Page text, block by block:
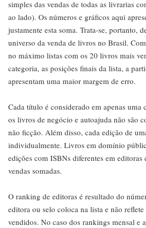
simples das vendas de todas as livrarias
ao lado). Os números e gráficos aqui
justamente esta soma. Trata-se, portanto,
universo da venda de livros no Brasil.
no máximo listas com os 20 livros mais
categoria, as posições finais da lista, a
apresentam uma maior margem de erro.
Cada título é considerado em apenas uma
os livros de negócio e autoajuda não são
não ficção. Além disso, cada edição de
individualmente. Livros em domínio
edições com ISBNs diferentes em editoras
vendas somadas.
O ranking de editoras é resultado do
editora ou selo coloca na lista e não
vendidos. No caso dos rankings mensal e